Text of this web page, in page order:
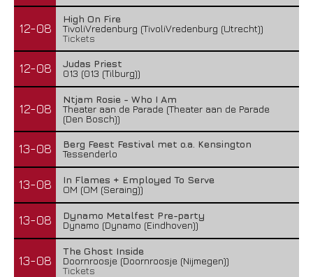
12-08
High On Fire
TivoliVredenburg (TivoliVredenburg (Utrecht))
Tickets
12-08
Judas Priest
013 (013 (Tilburg))
12-08
Ntjam Rosie - Who I Am
Theater aan de Parade (Theater aan de Parade
(Den Bosch))
13-08
Berg Feest Festival met o.a. Kensington
Tessenderlo
13-08
In Flames + Employed To Serve
OM (OM (Seraing))
13-08
Dynamo Metalfest Pre-party
Dynamo (Dynamo (Eindhoven))
13-08
The Ghost Inside
Doornroosje (Doornroosje (Nijmegen))
Tickets